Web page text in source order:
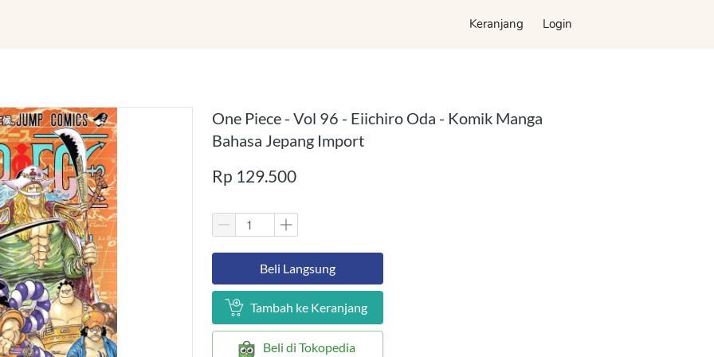
Keranjang Login
Keranjang Login
One Piece - Vol 96 - Eiichiro Oda - Komik Manga
Bahasa Jepang Import
Rp 129.500
`Beli Langsung
` Tambah ke Keranjang
` Beli di Tokopedia